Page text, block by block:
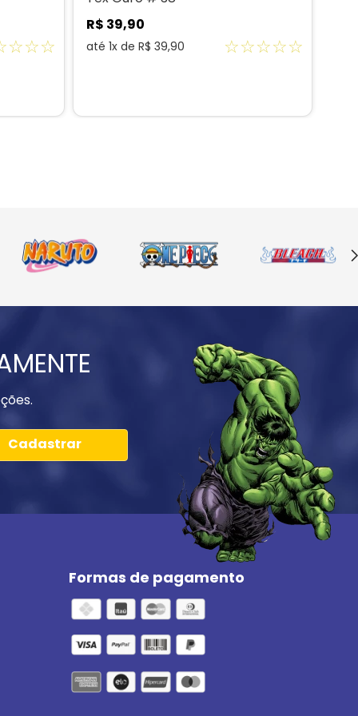
☆☆☆
R$ 39,90
até 1x de R$ 39,90 ☆☆☆☆☆
Cadastrar
Formas de pagamento